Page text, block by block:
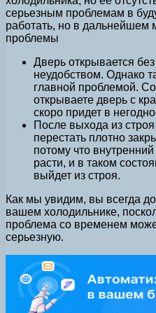
серьезным проблемам в
работать, но в дальнейшем
проблемы
Дверь открывается
неудобством. Однако
главной проблемой.
открываете дверь с
скоро придет в
После выхода из
перестать плотно
потому что
расти, и в таком
выйдет из строя.
Как мы увидим, вы всегда
вашем холодильнике,
проблема со временем
серьезную.